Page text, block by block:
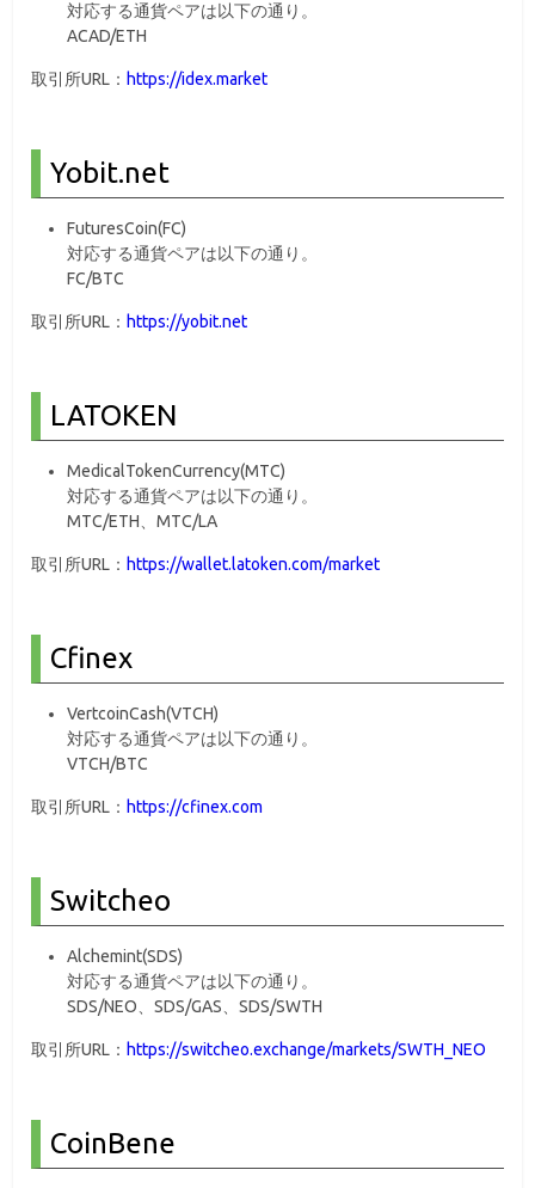
対応する通貨ペアは以下の通り。
ACAD/ETH
取引所URL： https://idex.market
Yobit.net
FuturesCoin(FC)
対応する通貨ペアは以下の通り。
FC/BTC
取引所URL： https://yobit.net
LATOKEN
MedicalTokenCurrency(MTC)
対応する通貨ペアは以下の通り。
MTC/ETH、MTC/LA
取引所URL： https://wallet.latoken.com/market
Cfinex
VertcoinCash(VTCH)
対応する通貨ペアは以下の通り。
VTCH/BTC
取引所URL： https://cfinex.com
Switcheo
Alchemint(SDS)
対応する通貨ペアは以下の通り。
SDS/NEO、SDS/GAS、SDS/SWTH
取引所URL： https://switcheo.exchange/markets/SWTH_NEO
CoinBene